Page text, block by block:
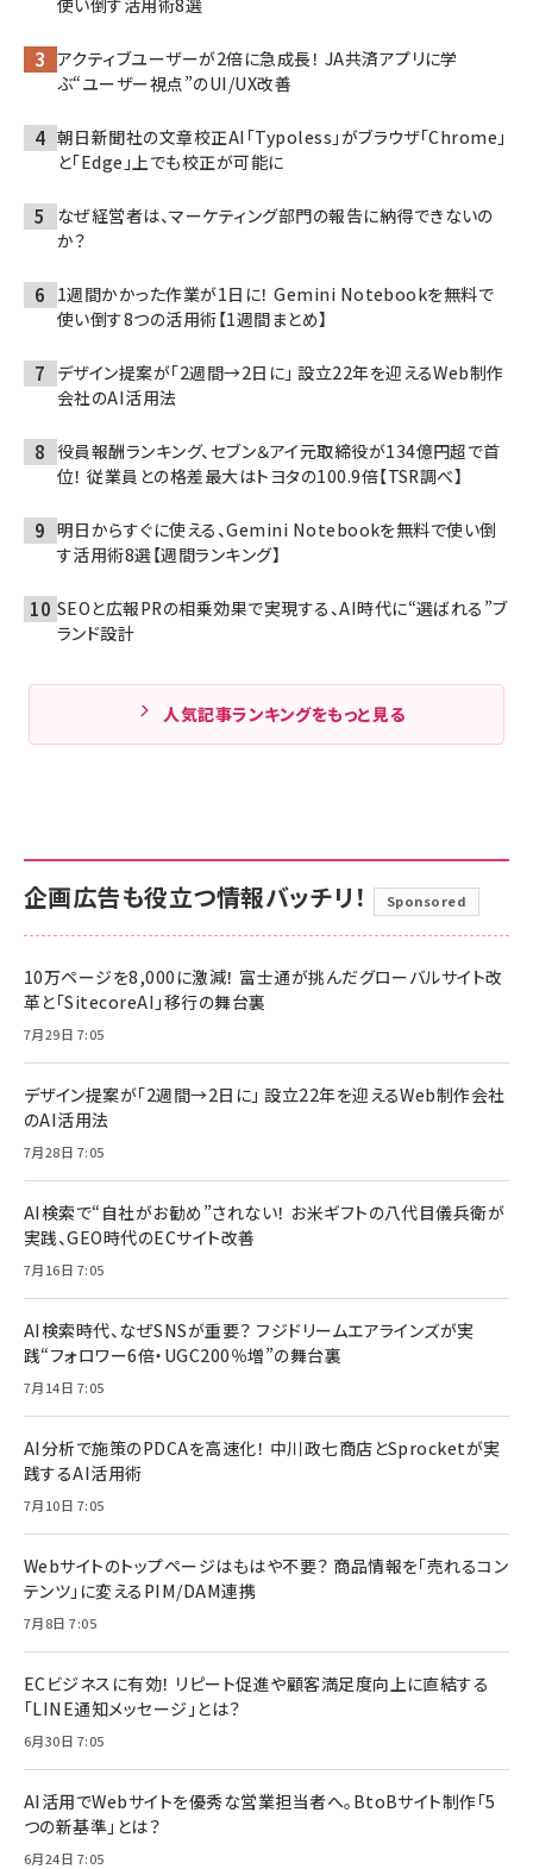
アクティブユーザーが2倍に急成長！ JA共済アプリに学
ぶ“ユーザー視点”のUI/UX改善
朝日新聞社の文章校正AI「Typoless」がブラウザ「Chrome」
と「Edge」上でも校正が可能に
なぜ経営者は、マーケティング部門の報告に納得できないの
か？
1週間かかった作業が1日に！ Gemini Notebookを無料で
使い倒す8つの活用術【1週間まとめ】
デザイン提案が「2週間→2日に」 設立22年を迎えるWeb制作
会社のAI活用法
役員報酬ランキング、セブン＆アイ元取締役が134億円超で首
位！ 従業員との格差最大はトヨタの100.9倍【TSR調べ】
明日からすぐに使える、Gemini Notebookを無料で使い倒
す活用術8選【週間ランキング】
SEOと広報PRの相乗効果で実現する、AI時代に“選ばれる”ブ
ランド設計
人気記事ランキングをもっと見る
企画広告も役立つ情報バッチリ！ Sponsored
10万ページを8,000に激減！ 富士通が挑んだグローバルサイト改
革と「SitecoreAI」移行の舞台裏
7月29日 7:05
デザイン提案が「2週間→2日に」 設立22年を迎えるWeb制作会社
のAI活用法
7月28日 7:05
AI検索で“自社がお勧め”されない！ お米ギフトの八代目儀兵衛が
実践、GEO時代のECサイト改善
7月16日 7:05
AI検索時代、なぜSNSが重要？ フジドリームエアラインズが実
践“フォロワー6倍・UGC200％増”の舞台裏
7月14日 7:05
AI分析で施策のPDCAを高速化！ 中川政七商店とSprocketが実
践するAI活用術
7月10日 7:05
Webサイトのトップページはもはや不要？ 商品情報を「売れるコン
テンツ」に変えるPIM/DAM連携
7月8日 7:05
ECビジネスに有効！ リピート促進や顧客満足度向上に直結する
「LINE通知メッセージ」とは？
6月30日 7:05
AI活用でWebサイトを優秀な営業担当者へ。BtoBサイト制作「5
つの新基準」とは？
6月24日 7:05